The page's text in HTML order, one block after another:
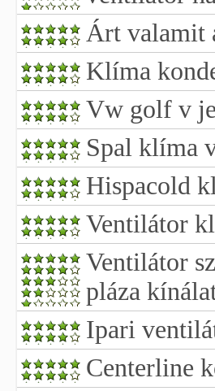
Árt valamit
Klíma
Vw golf v
Spal klíma
Hispacold
Ventilátor
Ventilátor
pláza
Ipari
Centerline